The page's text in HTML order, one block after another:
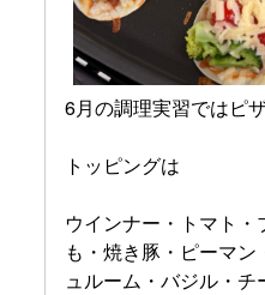
6月の調理実習ではピ
トッピングは
ウインナー・トマト
も・焼き豚・ピーマ
ュルーム・バジル・チ